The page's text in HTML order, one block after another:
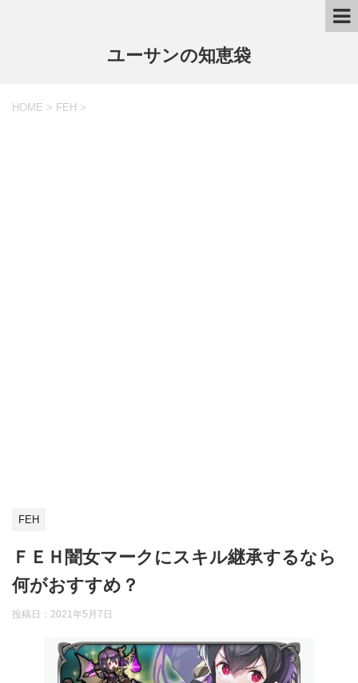
ユーサンの知恵袋
HOME > FEH >
FEH
ＦＥＨ闇女マークにスキル継承するなら
何がおすすめ？
投稿日： 2021年5月7日